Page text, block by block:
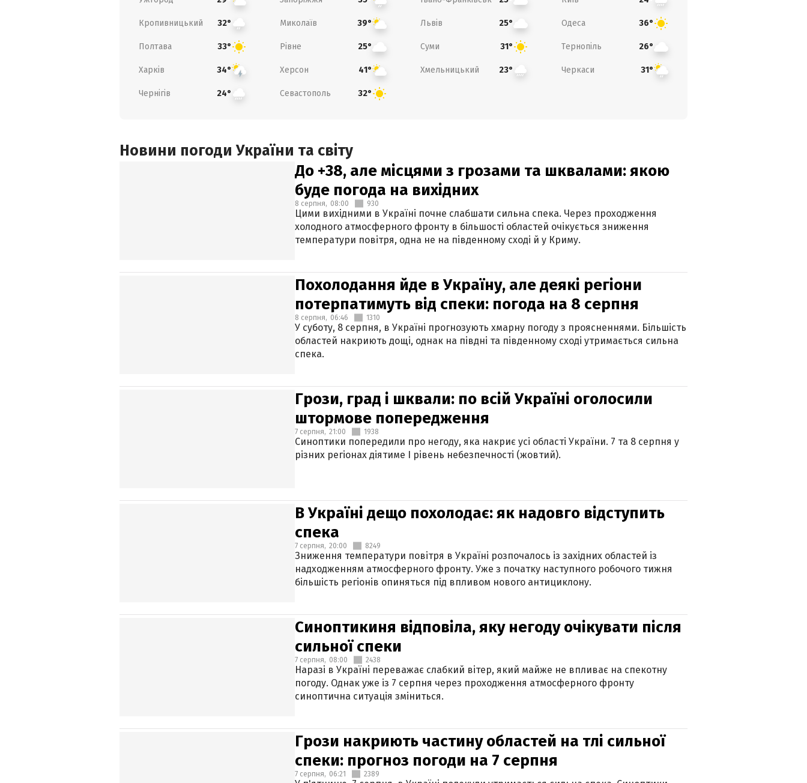
Кропивницький 32° Миколаїв 39° Львів 25° Одеса 36°
Полтава 33° Рівне 25° Суми 31° Тернопіль 26°
Харків 34° Херсон 41° Хмельницький 23° Черкаси 31°
Чернігів 24° Севастополь 32°
Новини погоди України та світу
До +38, але місцями з грозами та шквалами: якою
буде погода на вихідних
8 серпня, 08:00 930
Цими вихідними в Україні почне слабшати сильна спека. Через проходження
холодного атмосферного фронту в більшості областей очікується зниження
температури повітря, одна не на південному сході й у Криму.
Похолодання йде в Україну, але деякі регіони
потерпатимуть від спеки: погода на 8 серпня
8 серпня, 06:46 1310
У суботу, 8 серпня, в Україні прогнозують хмарну погоду з проясненнями. Більшість
областей накриють дощі, однак на півдні та південному сході утримається сильна
спека.
Грози, град і шквали: по всій Україні оголосили
штормове попередження
7 серпня, 21:00 1938
Синоптики попередили про негоду, яка накриє усі області України. 7 та 8 серпня у
різних регіонах діятиме І рівень небезпечності (жовтий).
В Україні дещо похолодає: як надовго відступить
спека
7 серпня, 20:00 8249
Зниження температури повітря в Україні розпочалось із західних областей із
надходженням атмосферного фронту. Уже з початку наступного робочого тижня
більшість регіонів опиняться під впливом нового антициклону.
Синоптикиня відповіла, яку негоду очікувати після
сильної спеки
7 серпня, 08:00 2438
Наразі в Україні переважає слабкий вітер, який майже не впливає на спекотну
погоду. Однак уже із 7 серпня через проходження атмосферного фронту
синоптична ситуація зміниться.
Грози накриють частину областей на тлі сильної
спеки: прогноз погоди на 7 серпня
7 серпня, 06:21 2389